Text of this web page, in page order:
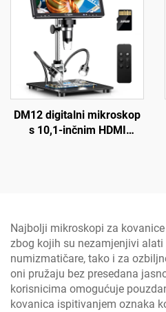
DM12 digitalni mikroskop
s 10,1-inčnim HDMI
Najbolji mikroskopi za
zbog kojih su nezamjenjivi
numizmatičare, tako i za
oni pružaju bez presedana
korisnicima omogućuje
kovanica ispitivanjem oznaka